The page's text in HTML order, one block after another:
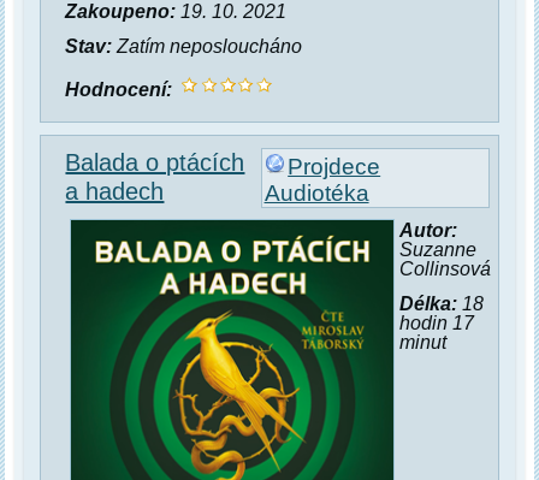
Zakoupeno: 19. 10. 2021
Stav: Zatím neposloucháno
Hodnocení:
Projdece
Audiotéka
Balada o ptácích
a hadech
Autor:
Suzanne
Collinsová
Délka:18
hodin 17
minut